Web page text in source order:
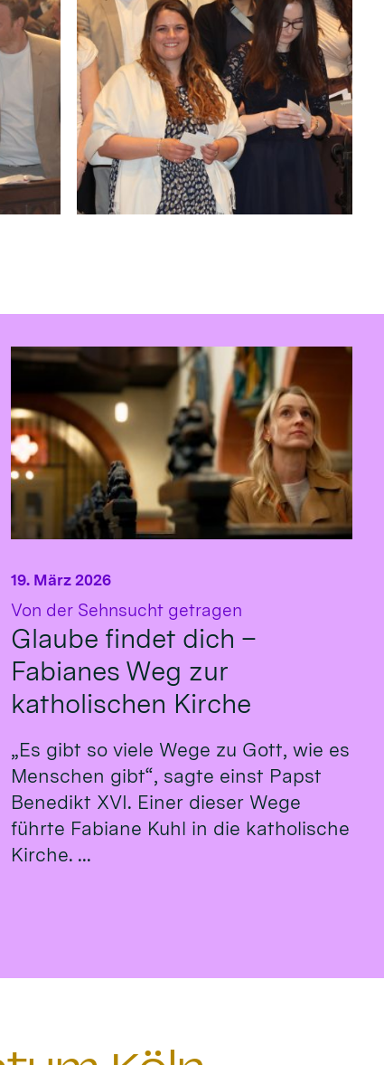
Von der Sehnsucht getragen
Glaube findet dich –
Fabianes Weg zur
katholischen Kirche
19. März 2026
„Es gibt so viele Wege zu Gott, wie es
Menschen gibt“, sagte einst Papst
Benedikt XVI. Einer dieser Wege
führte Fabiane Kuhl in die katholische
Kirche. ...